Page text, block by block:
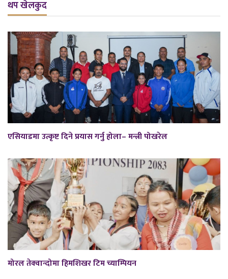
थप खेलकुद
एसियाडमा उत्कृष्ट दिने प्रयास गर्नु होला– मन्त्री पोखरेल
मोरल तेक्वान्दोमा हिमशिखर टिम च्याम्पियन